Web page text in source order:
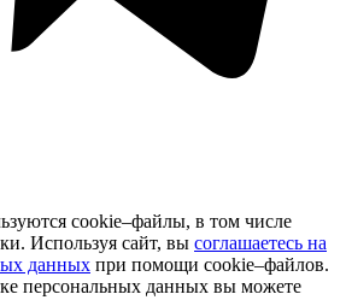
cookie–файлы, в том числе
Используя сайт, вы соглашаетесь на
данных при помощи cookie–файлов.
персональных данных вы можете